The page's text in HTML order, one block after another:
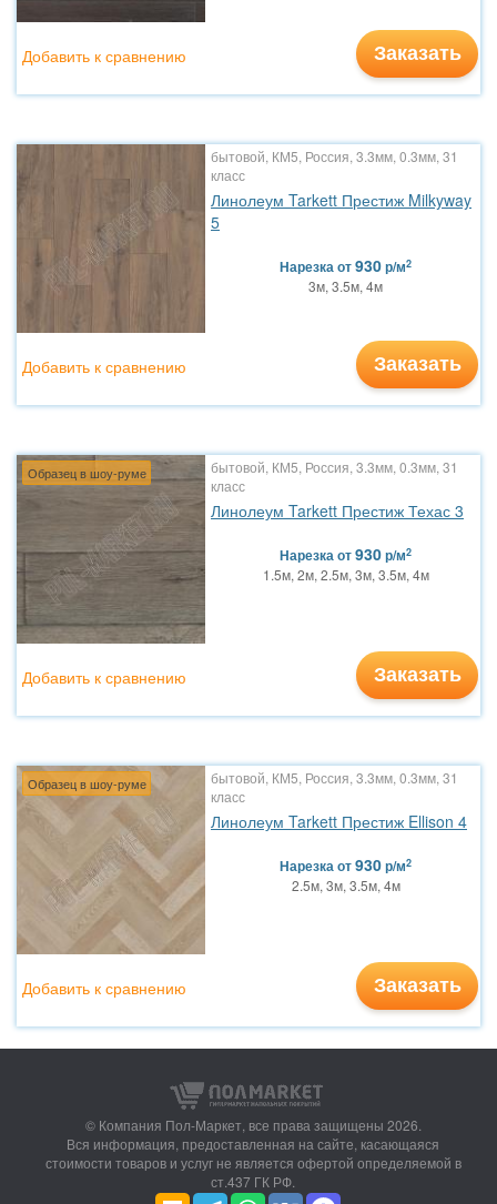
Заказать
Добавить к сравнению
бытовой, КМ5, Россия, 3.3мм, 0.3мм, 31
класс
Линолеум Tarkett Престиж Milkyway
5
Нарезкаот930р/м2
3м, 3.5м, 4м
Заказать
Добавить к сравнению
Образец в шоу-руме
бытовой, КМ5, Россия, 3.3мм, 0.3мм, 31
класс
Линолеум Tarkett Престиж Техас 3
Нарезкаот930р/м2
1.5м, 2м, 2.5м, 3м, 3.5м, 4м
Заказать
Добавить к сравнению
Образец в шоу-руме
бытовой, КМ5, Россия, 3.3мм, 0.3мм, 31
класс
Линолеум Tarkett Престиж Ellison 4
Нарезкаот930р/м2
2.5м, 3м, 3.5м, 4м
Заказать
Добавить к сравнению
© Компания Пол-Маркет, все права защищены 2026.
Вся информация, предоставленная на сайте, касающаяся
стоимости товаров и услуг не является офертой определяемой в
ст.437 ГК РФ.